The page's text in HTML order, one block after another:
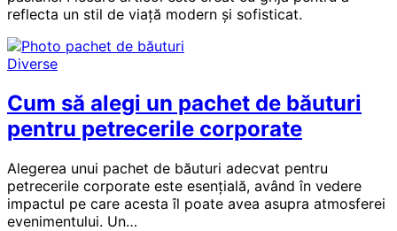
reflecta un stil de viață modern și sofisticat.
Diverse
Cum să alegi un pachet de băuturi
pentru petrecerile corporate
Alegerea unui pachet de băuturi adecvat pentru
petrecerile corporate este esențială, având în vedere
impactul pe care acesta îl poate avea asupra atmosferei
evenimentului. Un…